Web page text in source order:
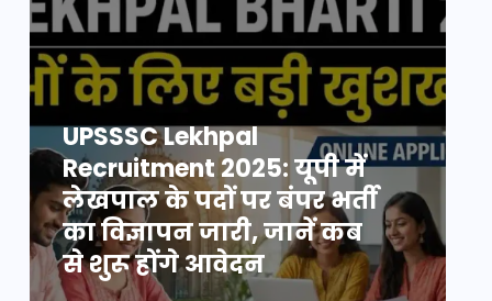
UPSSSC Lekhpal
Recruitment 2025: यूपी में
लेखपाल के पदों पर बंपर भर्ती
का विज्ञापन जारी, जानें कब
से शुरू होंगे आवेदन